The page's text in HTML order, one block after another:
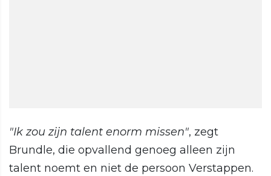
"Ik zou zijn talent enorm missen", zegt
Brundle, die opvallend genoeg alleen zijn
talent noemt en niet de persoon Verstappen.